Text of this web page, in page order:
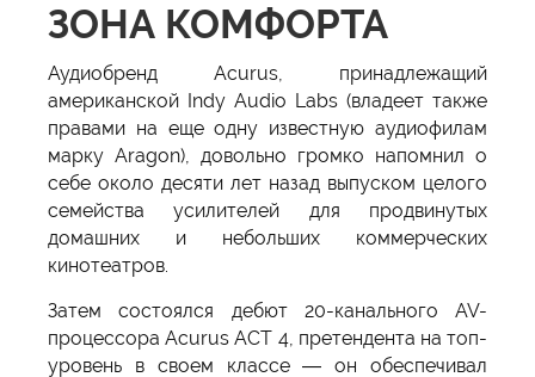
ЗОНА КОМФОРТА
Аудиобренд Acurus, принадлежащий
американской Indy Audio Labs (владеет также
правами на еще одну известную аудиофилам
марку Aragon), довольно громко напомнил о
себе около десяти лет назад выпуском целого
семейства усилителей для продвинутых
домашних и небольших коммерческих
кинотеатров.
Затем состоялся дебют 20-канального AV-
процессора Acurus ACT 4, претендента на топ-
уровень в своем классе — он обеспечивал